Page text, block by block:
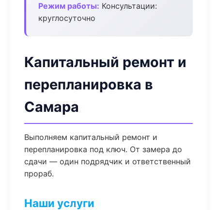
Режим работы: Консультации:
круглосуточно
Капитальный ремонт и
перепланировка в
Самара
Выполняем капитальный ремонт и
перепланировка под ключ. От замера до
сдачи — один подрядчик и ответственный
прораб.
Наши услуги